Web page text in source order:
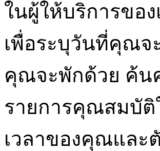
ในผู้ให้บริการขอ
เพื่อระบุวันที่คุณจ
คุณจะพักด้วย ค้น
รายการคุณสมบัติ
เวลาของคุณแล